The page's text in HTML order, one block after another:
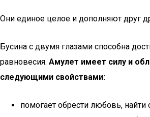
Они единое целое и дополняют друг
Бусина с двумя глазами способна
равновесия. Амулет имеет силу и
следующими свойствами:
помогает обрести любовь,